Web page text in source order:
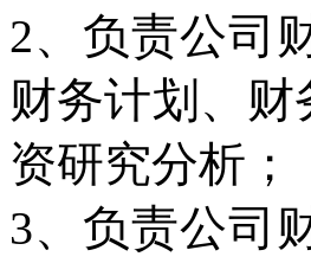
2、负责公司
财务计划、
资研究分析；
3、负责公司